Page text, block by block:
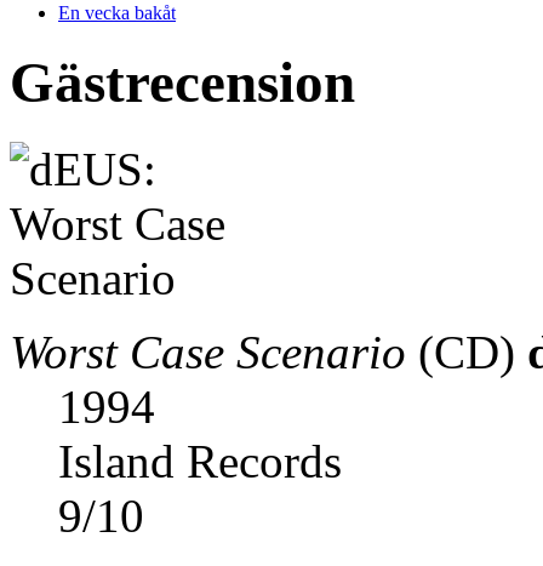
En vecka bakåt
Gästrecension
Worst Case Scenario (CD)
1994
Island Records
9/10